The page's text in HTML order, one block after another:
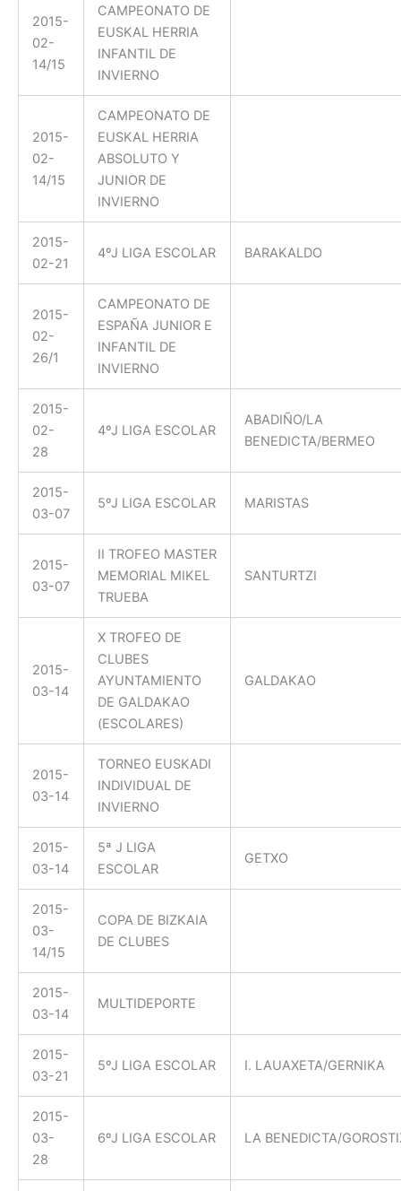
2015-
02-
14/15
CAMPEONATO DE
EUSKAL HERRIA
INFANTIL DE
INVIERNO
2015-
02-
14/15
CAMPEONATO DE
EUSKAL HERRIA
ABSOLUTO Y
JUNIOR DE
INVIERNO
2015-
02-21
4ºJ LIGA ESCOLAR BARAKALDO
2015-
02-
26/1
CAMPEONATO DE
ESPAÑA JUNIOR E
INFANTIL DE
INVIERNO
2015-
02-
28
4ºJ LIGA ESCOLAR
ABADIÑO/LA
BENEDICTA/BERMEO
2015-
03-07
5ºJ LIGA ESCOLAR MARISTAS
2015-
03-07
II TROFEO MASTER
MEMORIAL MIKEL
TRUEBA
SANTURTZI
2015-
03-14
X TROFEO DE
CLUBES
AYUNTAMIENTO
DE GALDAKAO
(ESCOLARES)
GALDAKAO
2015-
03-14
TORNEO EUSKADI
INDIVIDUAL DE
INVIERNO
2015-
03-14
5ª J LIGA
ESCOLAR
GETXO
2015-
03-
14/15
COPA DE BIZKAIA
DE CLUBES
2015-
03-14
MULTIDEPORTE
2015-
03-21
5ºJ LIGA ESCOLAR I. LAUAXETA/GERNIKA
2015-
03-
28
6ºJ LIGA ESCOLAR LA BENEDICTA/